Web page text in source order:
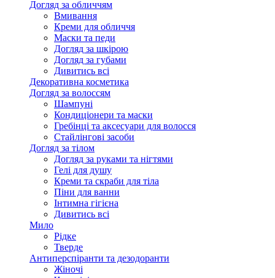
Догляд за обличчям
Вмивання
Креми для обличчя
Маски та педи
Догляд за шкірою
Догляд за губами
Дивитись всі
Декоративна косметика
Догляд за волоссям
Шампуні
Кондиціонери та маски
Гребінці та аксесуари для волосся
Стайлінгові засоби
Догляд за тілом
Догляд за руками та нігтями
Гелі для душу
Креми та скраби для тіла
Піни для ванни
Інтимна гігієна
Дивитись всі
Мило
Рідке
Тверде
Антиперспіранти та дезодоранти
Жіночі